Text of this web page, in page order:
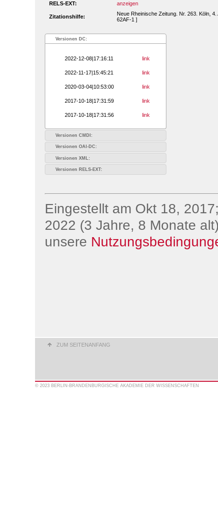
RELS-EXT:
anzeigen
Zitationshilfe:
Neue Rheinische Zeitung. Nr. 263. Köln,
62AF-1 ]
Versionen DC:
2022-12-08|17:16:11 link
2022-11-17|15:45:21 link
2020-03-04|10:53:00 link
2017-10-18|17:31:59 link
2017-10-18|17:31:56 link
Versionen CMDI:
Versionen OAI-DC:
Versionen XML:
Versionen RELS-EXT:
Eingestellt am Okt 18,
2022 (3 Jahre, 8 Monate
unsere
ZUM SEITENANFANG
© 2023 BERLIN-BRANDENBURGISCHE AKADEMIE DER WISSENSCHAFTEN